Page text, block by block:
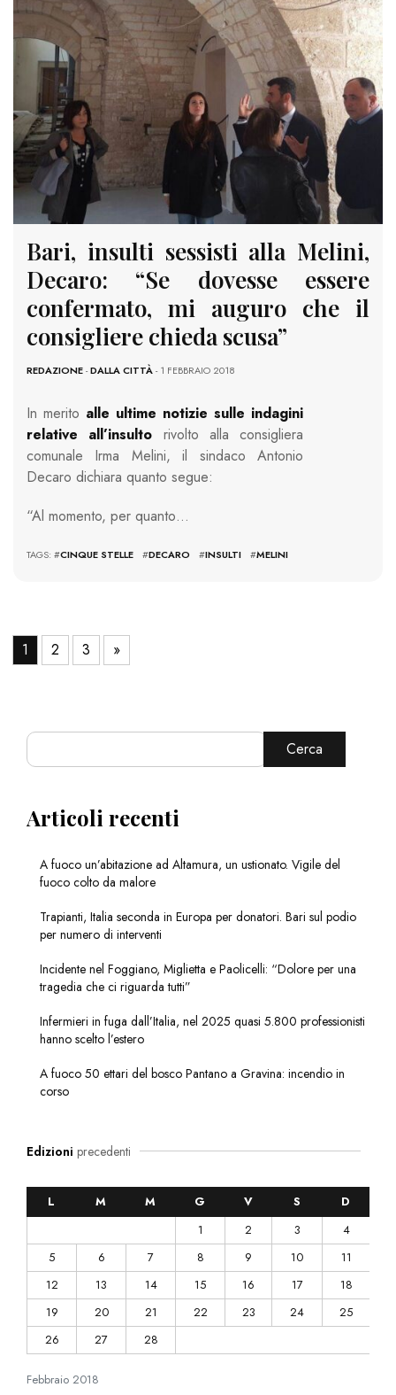
Bari, insulti sessisti alla Melini,
Decaro: “Se dovesse essere
confermato, mi auguro che il
consigliere chieda scusa”
REDAZIONE-DALLA CITTÀ- 1 FEBBRAIO 2018
In merito alle ultime notizie sulle indagini
relative all’insulto rivolto alla consigliera
comunale Irma Melini, il sindaco Antonio
Decaro dichiara quanto segue:
“Al momento, per quanto…
TAGS: #CINQUE STELLE #DECARO #INSULTI #MELINI
1 2 3 »
Cerca
Articoli recenti
A fuoco un’abitazione ad Altamura, un ustionato. Vigile del
fuoco colto da malore
Trapianti, Italia seconda in Europa per donatori. Bari sul podio
per numero di interventi
Incidente nel Foggiano, Miglietta e Paolicelli: “Dolore per una
tragedia che ci riguarda tutti”
Infermieri in fuga dall’Italia, nel 2025 quasi 5.800 professionisti
hanno scelto l’estero
A fuoco 50 ettari del bosco Pantano a Gravina: incendio in
corso
Edizioni precedenti
Febbraio 2018
L M M G V S
D
1
2 3
4
5
6 7 8 9 10
11
12
13 14 15 16 17
18
19
20 21 22 23 24
25
26
27 28